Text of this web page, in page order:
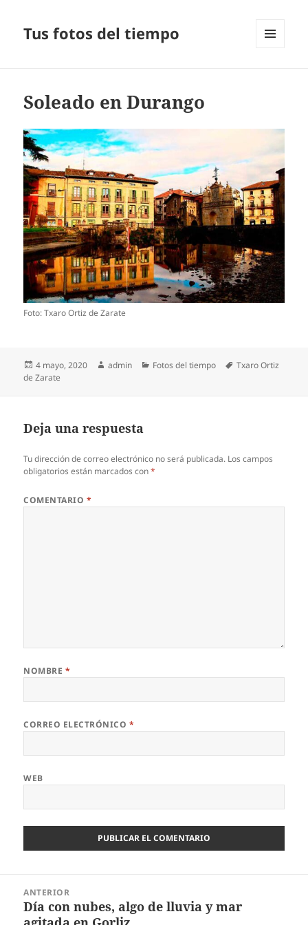
Tus fotos del tiempo
Soleado en Durango
Foto: Txaro Ortiz de Zarate
Publicado
el
4 mayo, 2020 Autor
admin Categorías
Fotos del tiempo Etiquetas
Txaro Ortiz
de Zarate
Deja una respuesta
Tu dirección de correo electrónico no será publicada. Los campos
obligatorios están marcados con*
COMENTARIO *
NOMBRE *
CORREO ELECTRÓNICO *
WEB
entradas
ANTERIOR
Entrada
Día con nubes, algo de lluvia y mar